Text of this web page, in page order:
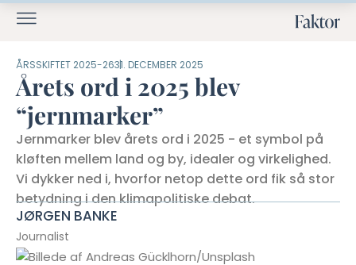
ÅRSSKIFTET 2025-2631. DECEMBER 2025
Årets ord i 2025 blev
“jernmarker”
Jernmarker blev årets ord i 2025 - et symbol på
kløften mellem land og by, idealer og virkelighed.
Vi dykker ned i, hvorfor netop dette ord fik så stor
betydning i den klimapolitiske debat.
JØRGEN BANKE
Journalist